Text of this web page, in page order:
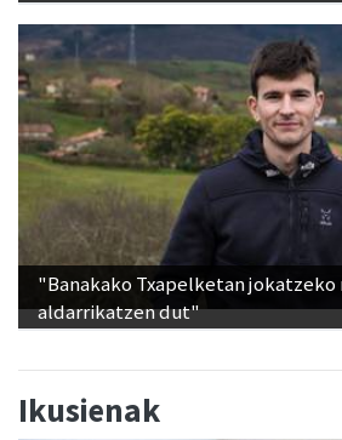
"Banakako Txapelketan
aldarrikatzen dut"
Ikusienak